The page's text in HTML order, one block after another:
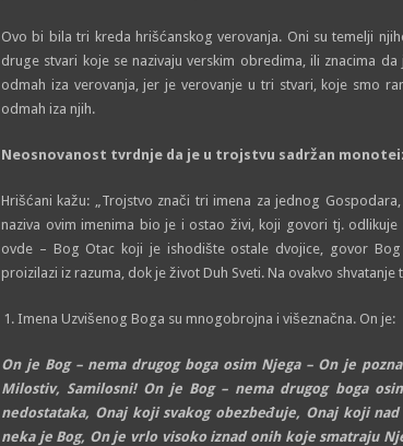
Ovo bi bila tri kreda hrišćanskog verovanja. Oni su temelji
druge stvari koje se nazivaju verskim obredima, ili znacima
odmah iza verovanja, jer je verovanje u tri stvari, koje smo
odmah iza njih.
Neosnovanost tvrdnje da je u trojstvu sadržan
Hrišćani kažu: „Trojstvo znači tri imena za jednog
naziva ovim imenima bio je i ostao živi, koji govori tj.
ovde – Bog Otac koji je ishodište ostale dvojice, govor
proizilazi iz razuma, dok je život Duh Sveti. Na ovakvo
Imena Uzvišenog Boga su mnogobrojna i višeznačna. On je:
On je Bog – nema drugog boga osim Njega – On je
Milostiv, Samilosni! On je Bog – nema drugog boga
nedostataka, Onaj koji svakog obezbeđuje, Onaj koji
neka je Bog, On je vrlo visoko iznad onih koje smatraju